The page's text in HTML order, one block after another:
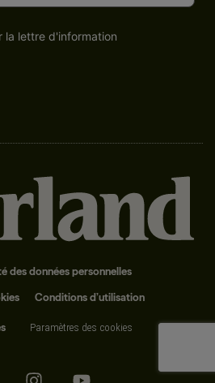
lettre d'information
des données personnelles
Conditions d’utilisation
Paramètres des cookies